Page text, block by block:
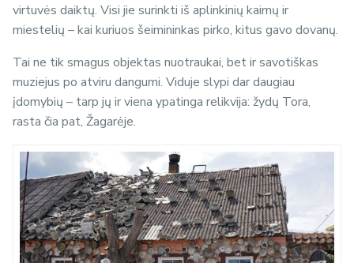
virtuvės daiktų. Visi jie surinkti iš aplinkinių kaimų ir
miestelių – kai kuriuos šeimininkas pirko, kitus gavo dovanų.
Tai ne tik smagus objektas nuotraukai, bet ir savotiškas
muziejus po atviru dangumi. Viduje slypi dar daugiau
įdomybių – tarp jų ir viena ypatinga relikvija: žydų Tora,
rasta čia pat, Žagarėje.